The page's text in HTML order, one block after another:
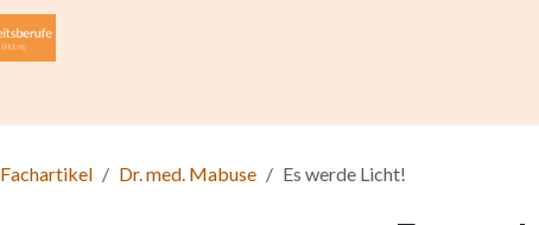
Fachartikel Dr. med. Mabuse Es werde Licht!